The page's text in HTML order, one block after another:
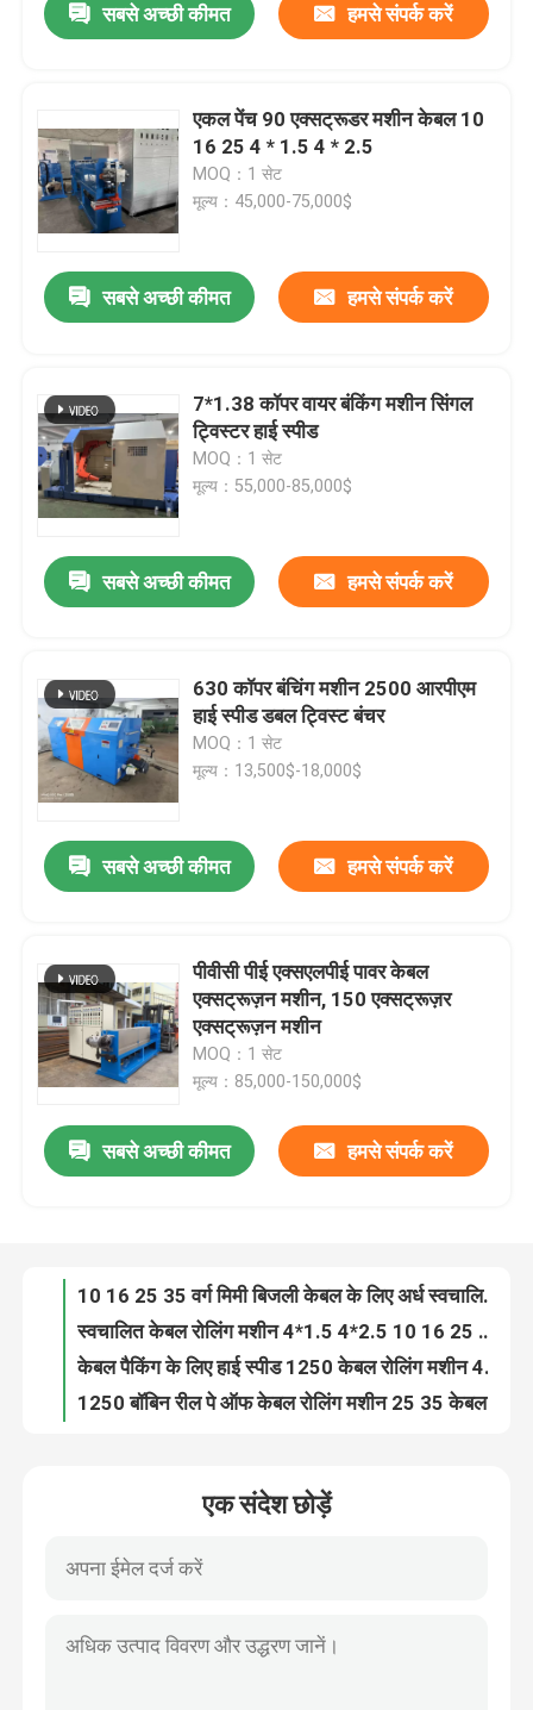
घर
उत्पाद
वीडियो
कारखाने का दौरा
गुणवत्ता नियंत्रण
सबसे अच्छी कीमत हमसे संपर्क करें
एकल पेंच 90 एक्सट्रूडर मशीन केबल 10
16 25 4 * 1.5 4 * 2.5
MOQ：1 सेट
मूल्य：45,000-75,000$
सबसे अच्छी कीमत हमसे संपर्क करें
7*1.38 कॉपर वायर बंकिंग मशीन सिंगल
ट्विस्टर हाई स्पीड
MOQ：1 सेट
मूल्य：55,000-85,000$
सबसे अच्छी कीमत हमसे संपर्क करें
630 कॉपर बंचिंग मशीन 2500 आरपीएम
हाई स्पीड डबल ट्विस्ट बंचर
MOQ：1 सेट
मूल्य：13,500$-18,000$
सबसे अच्छी कीमत हमसे संपर्क करें
पीवीसी पीई एक्सएलपीई पावर केबल
एक्सट्रूज़न मशीन, 150 एक्सट्रूज़र
एक्सट्रूज़न मशीन
MOQ：1 सेट
मूल्य：85,000-150,000$
सबसे अच्छी कीमत हमसे संपर्क करें
10 16 25 35 वर्ग मिमी बिजली केबल के लिए अर्ध स्वचालित केबल रोलिंग मशीन
200 मीटर/मिनट 1250 स्वचालित तार रोलिंग मशीन 1250 मिमी भुगतान के साथ
4*1.5 4*2.5 केबल रोलिंग मशीन 200 मीटर/मिनट वायर रैपिंग मशीन
एक संदेश छोड़ें